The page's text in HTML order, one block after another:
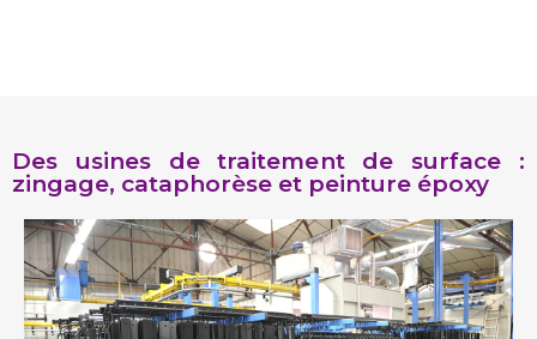
Des usines de traitement de surface :
zingage, cataphorèse et peinture époxy